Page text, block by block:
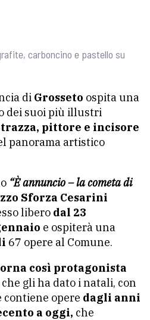
carboncino e pastello su
di Grosseto ospita una
dei suoi più illustri
pittore e incisore
panorama artistico
“È annuncio – la cometa di
Sforza Cesarini
libero dal 23
e ospiterà una
67 opere al Comune.
così protagonista
che gli ha dato i natali, con
opere dagli anni
a oggi, che